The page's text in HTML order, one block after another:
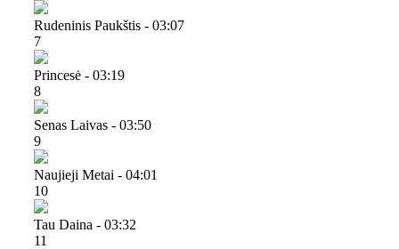
Rudeninis Paukštis - 03:07
7
Princesė - 03:19
8
Senas Laivas - 03:50
9
Naujieji Metai - 04:01
10
Tau Daina - 03:32
11